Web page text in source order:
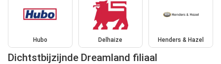
Hubo Delhaize Henders & Hazel
Dichtstbijzijnde Dreamland filiaal